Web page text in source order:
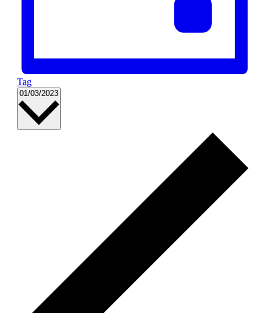
Tag
01/03/2023 Datum